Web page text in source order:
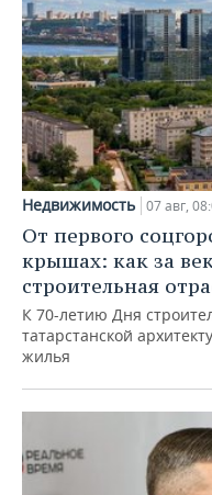
Недвижимость 07 авг,
От первого
крышах: как за
строительная
К 70-летию Дня
татарстанской
жилья